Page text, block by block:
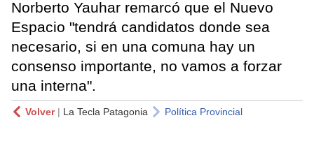
Norberto Yauhar remarcó que el Nuevo
Espacio "tendrá candidatos donde sea
necesario, si en una comuna hay un
consenso importante, no vamos a forzar
una interna".
Volver| La Tecla Patagonia Política Provincial